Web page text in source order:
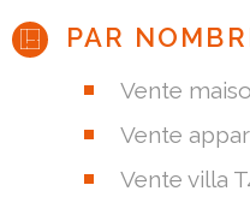
PAR
Vente
Vente
Vente villa